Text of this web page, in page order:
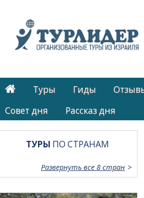
Туры Гиды
Cовет дня
Рассказ дня
ТУРЫ ПО СТРАНАМ
Развернуть все 8 стран